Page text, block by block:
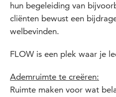
hun begeleiding van
cliënten bewust een
welbevinden.
FLOW is een plek waar je
Ademruimte te creëren:
Ruimte maken voor wat